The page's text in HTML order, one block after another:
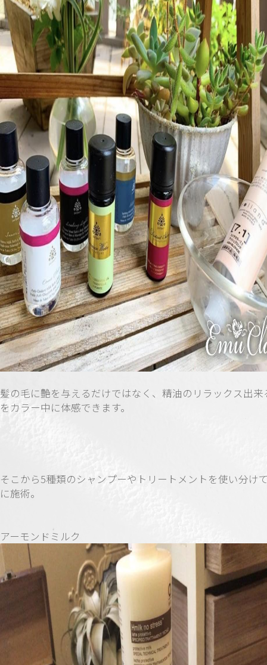
髪の毛に艶を与えるだけではなく、精油のリラックス出来
をカラー中に体感できます。
そこから5種類のシャンプーやトリートメントを使い分け
に施術。
アーモンドミルク